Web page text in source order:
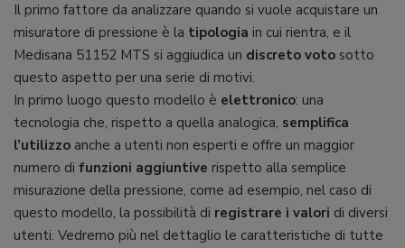
Il primo fattore da analizzare quando si vuole acquistare un
misuratore di pressione è la tipologia in cui rientra, e il
Medisana 51152 MTS si aggiudica un discreto voto sotto
questo aspetto per una serie di motivi.
In primo luogo questo modello è elettronico: una
tecnologia che, rispetto a quella analogica, semplifica
l’utilizzo anche a utenti non esperti e offre un maggior
numero di funzioni aggiuntive rispetto alla semplice
misurazione della pressione, come ad esempio, nel caso di
questo modello, la possibilità di registrare i valori di diversi
utenti. Vedremo più nel dettaglio le caratteristiche di tutte